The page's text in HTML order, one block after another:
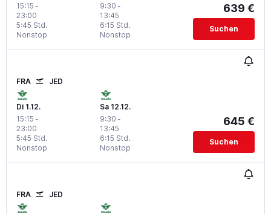
15:15 -
23:00
Nonstop
5:45 Std.
9:30 -
13:45
Nonstop
6:15 Std.
639 €
Suchen
FRA JED
Di 1.12.
15:15 -
23:00
Nonstop
5:45 Std.
Sa 12.12.
9:30 -
13:45
Nonstop
6:15 Std.
645 €
Suchen
FRA JED